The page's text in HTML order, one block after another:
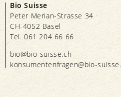
Bio Suisse
Peter Merian-Strasse 34
CH-4052 Basel
Tel. 061 204 66 66
bio@bio-suisse.ch
konsumentenfragen@bio-suisse.